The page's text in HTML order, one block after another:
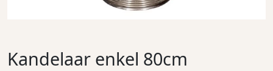
Kandelaar enkel 80cm